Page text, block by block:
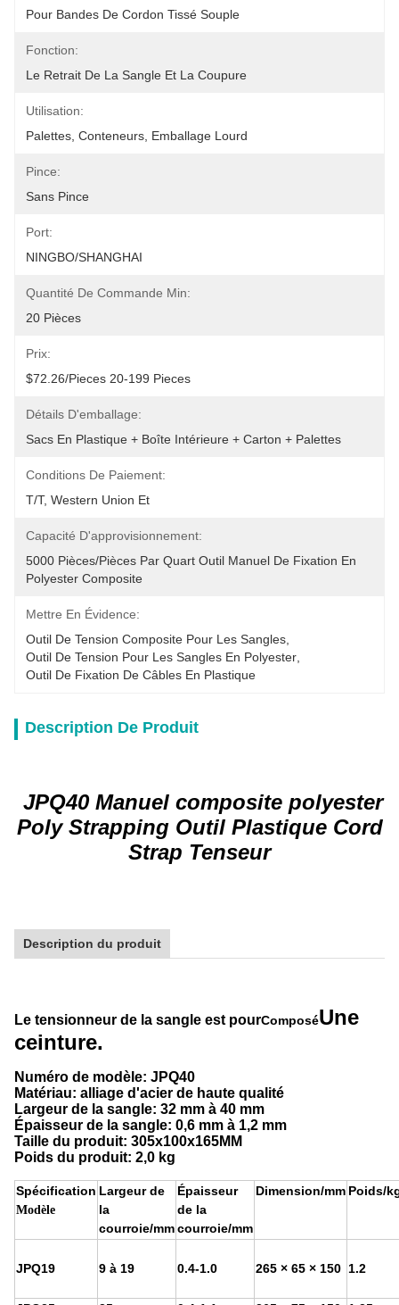
Pour Bandes De Cordon Tissé Souple
Fonction:
Le Retrait De La Sangle Et La Coupure
Utilisation:
Palettes, Conteneurs, Emballage Lourd
Pince:
Sans Pince
Port:
NINGBO/SHANGHAI
Quantité De Commande Min:
20 Pièces
Prix:
$72.26/pieces 20-199 Pieces
Détails D'emballage:
Sacs En Plastique + Boîte Intérieure + Carton + Palettes
Conditions De Paiement:
T/T, Western Union Et
Capacité D'approvisionnement:
5000 Pièces/pièces Par Quart Outil Manuel De Fixation En
Polyester Composite
Mettre En Évidence:
Outil De Tension Composite Pour Les Sangles
Outil De Tension Pour Les Sangles En Polyester
Outil De Fixation De Câbles En Plastique
Description De Produit
JPQ40 Manuel composite polyester
Poly Strapping Outil Plastique Cord
Strap Tenseur
Description du produit
Le tensionneur de la sangle est pourComposéUne
ceinture.
Numéro de modèle: JPQ40
Matériau: alliage d'acier de haute qualité
Largeur de la sangle: 32 mm à 40 mm
Épaisseur de la sangle: 0,6 mm à 1,2 mm
Taille du produit: 305x100x165MM
Poids du produit: 2,0 kg
Spécification
Modèle
Largeur de
la
courroie/mm
Épaisseur
de la
courroie/mm
Dimension/mm Poids/
JPQ19 9 à 19 0.4-1.0 265 × 65 × 150 1.2